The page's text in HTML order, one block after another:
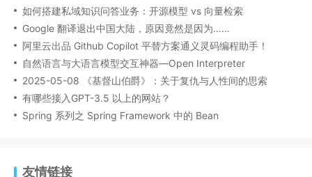
如何搭建私域知识问答业务：开源模型 vs 向量检索
Google 翻译退出中国大陆，原因竟然是因为……
阿里云出品 Github Copilot 平替方案通义灵码编程助手！
自然语言与大语言模型交互神器—Open Interpreter
2025-05-08 《基督山伯爵》：关于复仇与人性间的思索
有哪些接入GPT-3.5 以上的网站？
Spring 系列之 Spring Framework 中的 Bean
友情链接